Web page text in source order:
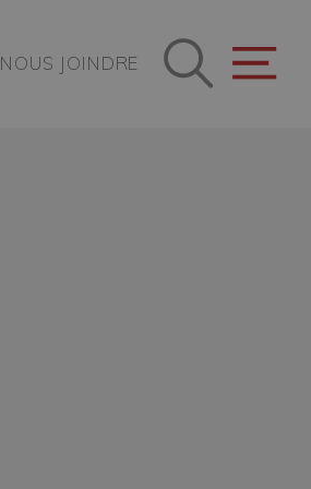
NOUS JOINDRE